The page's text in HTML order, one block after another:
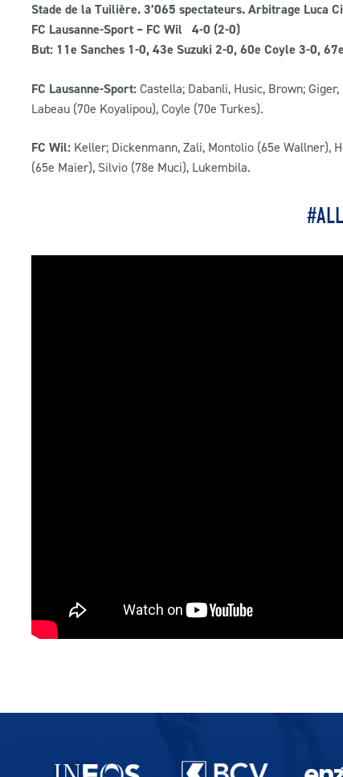
Stade de la Tuilière. 3’065 spectateurs. Arbitrage Luca
FC Lausanne-Sport – FC Wil 4-0 (2-0)
But: 11e Sanches 1-0, 43e Suzuki 2-0, 60e Coyle 3-0,
FC Lausanne-Sport: Castella; Dabanli, Husic, Brown;
Labeau (70e Koyalipou), Coyle (70e Turkes).
FC Wil: Keller; Dickenmann, Zali, Montolio (65e Wallner),
(65e Maier), Silvio (78e Muci), Lukembila.
Partenaires du lausanne-Sport